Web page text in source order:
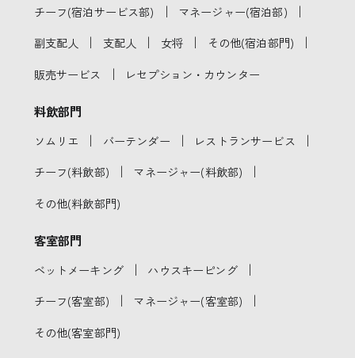
チーフ(宿泊サービス部) ｜ マネージャー(宿泊部) ｜
副支配人 ｜ 支配人 ｜ 女将 ｜ その他(宿泊部門) ｜
販売サービス ｜ レセプション・カウンター
料飲部門
ソムリエ ｜ バーテンダー ｜ レストランサービス ｜
チーフ(料飲部) ｜ マネージャー(料飲部) ｜
その他(料飲部門)
客室部門
ベットメーキング ｜ ハウスキーピング ｜
チーフ(客室部) ｜ マネージャー(客室部) ｜
その他(客室部門)